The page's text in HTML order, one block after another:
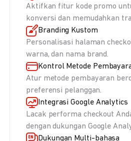
Aktifkan fitur kode promo
konversi dan memudahkan
Branding Kustom
Personalisasi halaman
warna, dan nama brand.
Kontrol Metode
Atur metode pembayaran
preferensi pelanggan.
Integrasi Google Analytics
Lacak performa checkout
dengan dukungan Google
Dukungan Multi-bahasa